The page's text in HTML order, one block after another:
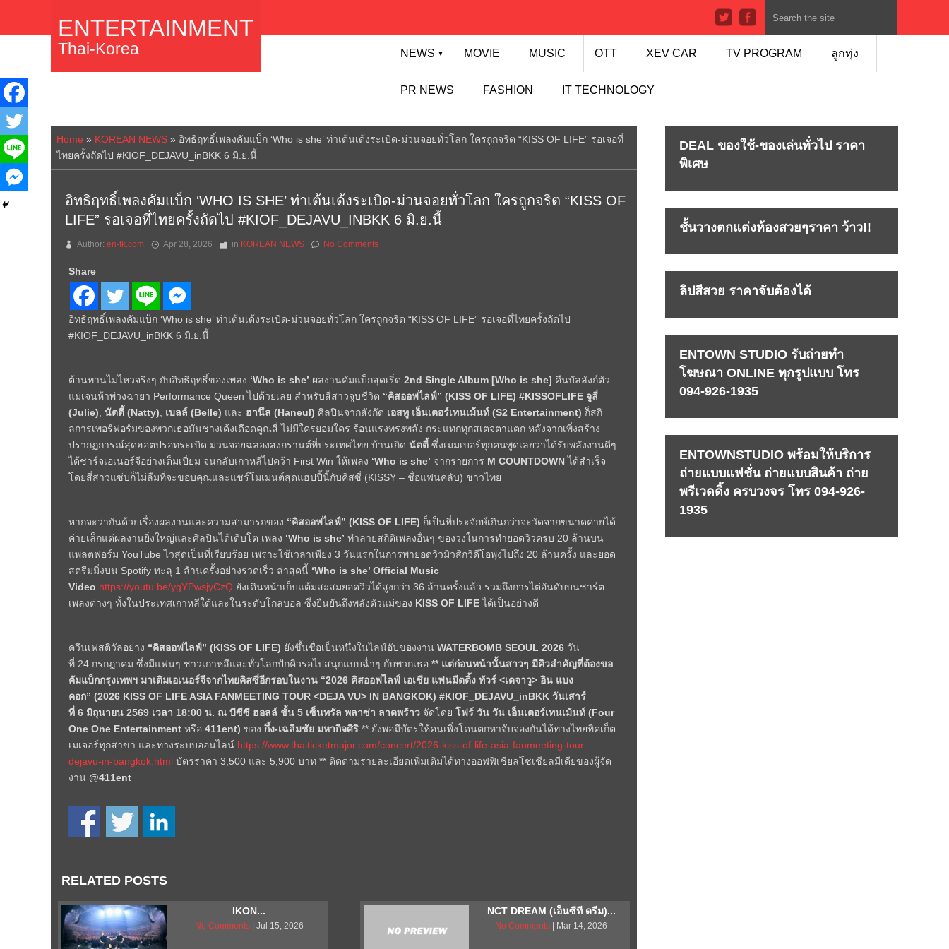
NEWS ▼ MOVIE MUSIC OTT XEV CAR TV PROGRAM ลูกทุ่ง
PR NEWS FASHION IT TECHNOLOGY
ENTERTAINMENT
Thai-Korea
Home » KOREAN NEWS » อิทธิฤทธิ์เพลงคัมแบ็ก ‘Who is she’ ท่าเต้นเด้งระเบิด-ม่วนจอยทั่วโลก ใครถูกจริต “KISS OF LIFE” รอเจอที่
ไทยครั้งถัดไป #KIOF_DEJAVU_inBKK 6 มิ.ย.นี้
อิทธิฤทธิ์เพลงคัมแบ็ก ‘WHO IS SHE’ ท่าเต้นเด้งระเบิด-ม่วนจอยทั่วโลก ใครถูกจริต “KISS OF
LIFE” รอเจอที่ไทยครั้งถัดไป #KIOF_DEJAVU_INBKK 6 มิ.ย.นี้
Author: en-tk.com Apr 28, 2026 in KOREAN NEWS No Comments
Share
อิทธิฤทธิ์เพลงคัมแบ็ก ‘Who is she’ ท่าเต้นเด้งระเบิด-ม่วนจอยทั่วโลก ใครถูกจริต “KISS OF LIFE” รอเจอที่ไทยครั้งถัดไป
#KIOF_DEJAVU_inBKK 6 มิ.ย.นี้
ต้านทานไม่ไหวจริงๆ กับอิทธิฤทธิ์ของเพลง ‘Who is she’ ผลงานคัมแบ็กสุดเริ่ด 2nd Single Album [Who is she] คืนบัลลังก์ตัว
แม่เจนห้าพ่วงฉายา Performance Queenไปด้วยเลย สำหรับสี่สาวจูบชีวิต “คิสออฟไลฟ์” (KISS OF LIFE) #KISSOFLIFE จูลี่
(Julie) นัตตี้ (Natty) เบลล์ (Belle) และ ฮานึล (Haneul) ศิลปินจากสังกัด เอสทู เอ็นเตอร์เทนเม้นท์ (S2 Entertainment) ก็สกิ
ลการเพอร์ฟอร์มของพวกเธอมันช่างเด้งเดือดคูณสี่ ไม่มีใครยอมใคร ร้อนแรงทรงพลัง กระแทกทุกสเตจตาแตก หลังจากเพิ่งสร้าง
ปรากฏการณ์สุดฮอตปรอทระเบิด ม่วนจอยฉลองสงกรานต์ที่ประเทศไทย บ้านเกิด นัตตี้ ซึ่งเมมเบอร์ทุกคนพูดเลยว่าได้รับพลังงานดีๆ
ได้ชาร์จเอเนอร์จีอย่างเต็มเปี่ยม จนกลับเกาหลีไปคว้า First Win ให้เพลง ‘Who is she’ จากรายการ M COUNTDOWN ได้สำเร็จ
โดยสี่สาวแซ่บก็ไม่ลืมที่จะขอบคุณและแชร์โมเมนต์สุดแฮปปี้นี้กับคิสซี่ (KISSY – ชื่อแฟนคลับ) ชาวไทย
หากจะว่ากันด้วยเรื่องผลงานและความสามารถของ “คิสออฟไลฟ์” (KISS OF LIFE) ก็เป็นที่ประจักษ์เกินกว่าจะวัดจากขนาดค่ายได้
ค่ายเล็กแต่ผลงานยิ่งใหญ่และศิลปินได้เติบโต เพลง ‘Who is she’ ทำลายสถิติเพลงอื่นๆ ของวงในการทำยอดวิวครบ 20 ล้านบน
แพลตฟอร์ม YouTube ไวสุดเป็นที่เรียบร้อย เพราะใช้เวลาเพียง 3 วันแรกในการพายอดวิวมิวสิกวิดีโอพุ่งไปถึง 20 ล้านครั้ง และยอด
สตรีมมิ่งบน Spotify ทะลุ 1 ล้านครั้งอย่างรวดเร็ว ล่าสุดนี้ ‘Who is she’ Official Music
Video https://youtu.be/ygYPwsjyCzQ ยังเดินหน้าเก็บแต้มสะสมยอดวิวได้สูงกว่า 36 ล้านครั้งแล้ว รวมถึงการไต่อันดับบนชาร์ต
เพลงต่างๆ ทั้งในประเทศเกาหลีใต้และในระดับโกลบอล ซึ่งยืนยันถึงพลังตัวแม่ของ KISS OF LIFEได้เป็นอย่างดี
ควีนเฟสติวัลอย่าง “คิสออฟไลฟ์” (KISS OF LIFE) ยังขึ้นชื่อเป็นหนึ่งในไลน์อัปของงาน WATERBOMB SEOUL 2026 วัน
ที่ 24 กรกฎาคม ซึ่งมีแฟนๆ ชาวเกาหลีและทั่วโลกปักคิวรอไปสนุกแบบฉ่ำๆ กับพวกเธอ ** แต่ก่อนหน้านั้นสาวๆ มีคิวสำคัญที่ต้องขอ
คัมแบ็กกรุงเทพฯ มาเติมเอเนอร์จีจากไทยคิสซี่อีกรอบในงาน “2026 คิสออฟไลฟ์ เอเชีย แฟนมีตติ้ง ทัวร์ <เดจาวู> อิน แบง
คอก” (2026 KISS OF LIFE ASIA FANMEETING TOUR <DEJA VU> IN BANGKOK) #KIOF_DEJAVU_inBKK วันเสาร์
ที่ 6 มิถุนายน 2569 เวลา 18:00 น. ณ บีซีซี ฮอลล์ ชั้น 5 เซ็นทรัล พลาซ่า ลาดพร้าว จัดโดย โฟร์ วัน วัน เอ็นเตอร์เทนเม้นท์ (Four
One One Entertainment หรือ 411ent) ของ กึ้ง-เฉลิมชัย มหากิจศิริ ** ยังพอมีบัตรให้คนเพิ่งโดนตกหาจับจองกันได้ทางไทยทิคเก็ต
เมเจอร์ทุกสาขา และทางระบบออนไลน์ https://www.thaiticketmajor.com/concert/2026-kiss-of-life-asia-fanmeeting-tour-
dejavu-in-bangkok.html บัตรราคา 3,500 และ 5,900 บาท ** ติดตามรายละเอียดเพิ่มเติมได้ทางออฟฟิเชียลโซเชียลมีเดียของผู้จัด
งาน @411ent
RELATED POSTS
IKON...
No Comments| Jul 15, 2026
NCT DREAM (เอ็นซีที ดรีม)...
No Comments | Mar 14, 2026
DEAL ของใช้-ของเล่นทั่วไป ราคา
พิเศษ
ชั้นวางตกแต่งห้องสวยๆราคา ว้าว!!
ลิปสีสวย ราคาจับต้องได้
ENTOWN STUDIO รับถ่ายทำ
โฆษณา ONLINE ทุกรูปแบบ โทร
094-926-1935
ENTOWNSTUDIO พร้อมให้บริการ
ถ่ายแบบแฟชั่น ถ่ายแบบสินค้า ถ่าย
พรีเวดดิ้ง ครบวงจร โทร 094-926-
1935